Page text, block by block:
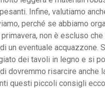
Infine, valutiamo
perché se abbiamo
non è escluso
un eventuale acquazzone.
dei tavoli in legno e si
dovremmo risarcire anche
questi piccoli consigli